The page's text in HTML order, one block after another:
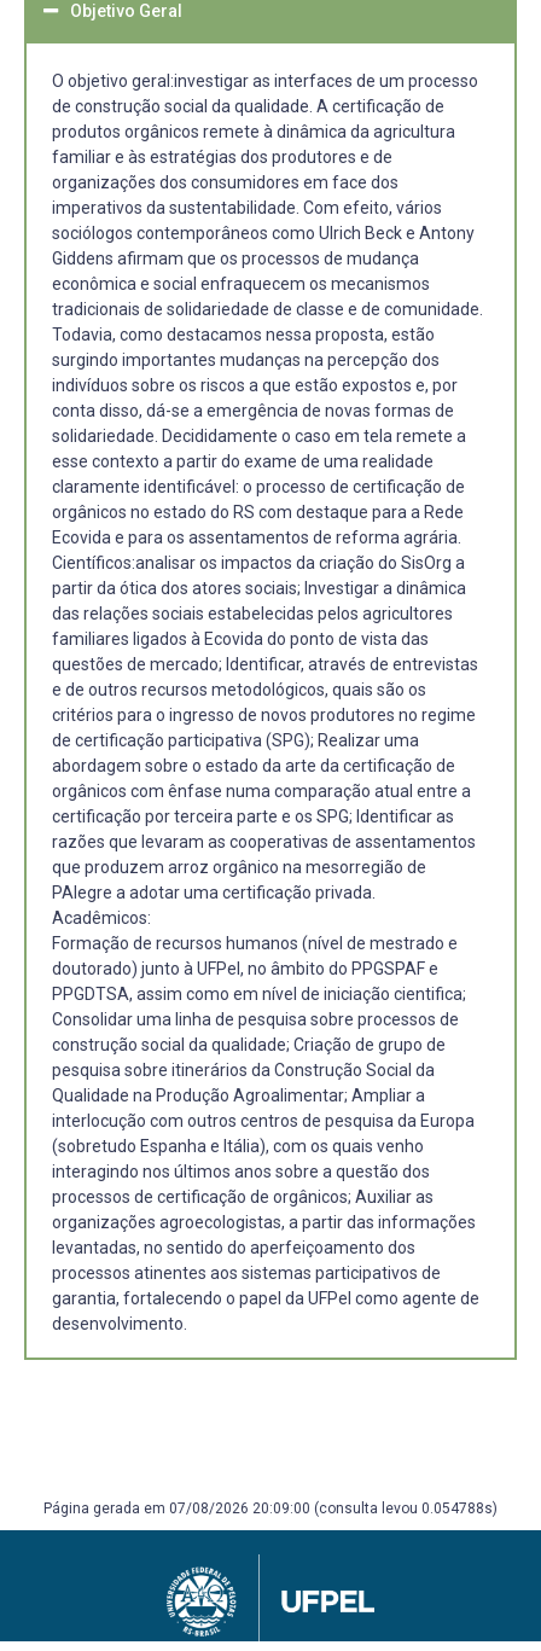
Objetivo Geral
O objetivo geral:investigar as interfaces de um processo
de construção social da qualidade. A certificação de
produtos orgânicos remete à dinâmica da agricultura
familiar e às estratégias dos produtores e de
organizações dos consumidores em face dos
imperativos da sustentabilidade. Com efeito, vários
sociólogos contemporâneos como Ulrich Beck e Antony
Giddens afirmam que os processos de mudança
econômica e social enfraquecem os mecanismos
tradicionais de solidariedade de classe e de comunidade.
Todavia, como destacamos nessa proposta, estão
surgindo importantes mudanças na percepção dos
indivíduos sobre os riscos a que estão expostos e, por
conta disso, dá-se a emergência de novas formas de
solidariedade. Decididamente o caso em tela remete a
esse contexto a partir do exame de uma realidade
claramente identificável: o processo de certificação de
orgânicos no estado do RS com destaque para a Rede
Ecovida e para os assentamentos de reforma agrária.
Científicos:analisar os impactos da criação do SisOrg a
partir da ótica dos atores sociais; Investigar a dinâmica
das relações sociais estabelecidas pelos agricultores
familiares ligados à Ecovida do ponto de vista das
questões de mercado; Identificar, através de entrevistas
e de outros recursos metodológicos, quais são os
critérios para o ingresso de novos produtores no regime
de certificação participativa (SPG); Realizar uma
abordagem sobre o estado da arte da certificação de
orgânicos com ênfase numa comparação atual entre a
certificação por terceira parte e os SPG; Identificar as
razões que levaram as cooperativas de assentamentos
que produzem arroz orgânico na mesorregião de
PAlegre a adotar uma certificação privada.
Acadêmicos:
Formação de recursos humanos (nível de mestrado e
doutorado) junto à UFPel, no âmbito do PPGSPAF e
PPGDTSA, assim como em nível de iniciação cientifica;
Consolidar uma linha de pesquisa sobre processos de
construção social da qualidade; Criação de grupo de
pesquisa sobre itinerários da Construção Social da
Qualidade na Produção Agroalimentar; Ampliar a
interlocução com outros centros de pesquisa da Europa
(sobretudo Espanha e Itália), com os quais venho
interagindo nos últimos anos sobre a questão dos
processos de certificação de orgânicos; Auxiliar as
organizações agroecologistas, a partir das informações
levantadas, no sentido do aperfeiçoamento dos
processos atinentes aos sistemas participativos de
garantia, fortalecendo o papel da UFPel como agente de
desenvolvimento.
Página gerada em 07/08/2026 20:09:00 (consulta levou 0.054788s)